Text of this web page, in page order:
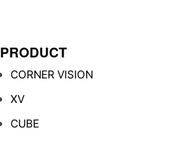
PRODUCT
CORNER VISION
XV
CUBE